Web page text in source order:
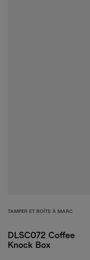
TAMPER ET BOÎTE À MARC
DLSC072 Coffee
Knock Box